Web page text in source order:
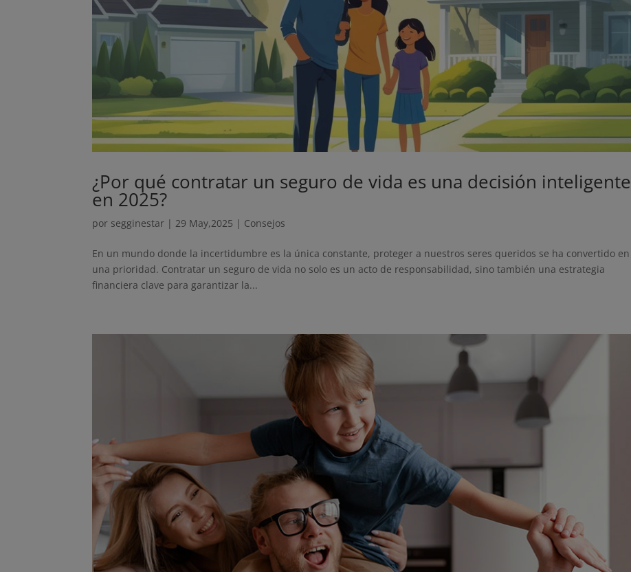
¿Por qué contratar un seguro de vida es una decisión inteligente
en 2025?
por segginestar | 29 May,2025 | Consejos
En un mundo donde la incertidumbre es la única constante, proteger a nuestros seres queridos se ha convertido en
una prioridad. Contratar un seguro de vida no solo es un acto de responsabilidad, sino también una estrategia
financiera clave para garantizar la...